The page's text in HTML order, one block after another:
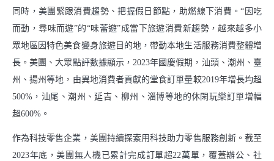
同時，美團緊跟消費趨勢、把握假日節點，助燃線下消費。“因吃
而動，尋味而遊”的“味蕾遊”成當下旅遊消費新趨勢，越來越多小
眾地區因特色美食變身旅遊目的地，帶動本地生活服務消費整體增
長。美團、大眾點評數據顯示，2023年國慶假期，汕頭、潮州、臺
州、揚州等地，由異地消費者貢獻的堂食訂單量較2019年增長均超
500%，汕尾、潮州、延吉、柳州、淄博等地的休閑玩樂訂單增幅
超600%。
作為科技零售企業，美團持續探索用科技助力零售服務創新。截至
2023年底，美團無人機已累計完成訂單超22萬單，覆蓋辦公、社